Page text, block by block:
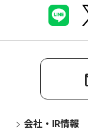
会社・IR情報